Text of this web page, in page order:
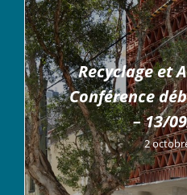
Recyclage et
Conférence
– 13/
2